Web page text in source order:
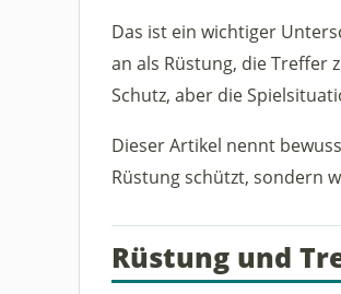
Das ist ein wichtiger
an als Rüstung, die Treffer
Schutz, aber die
Dieser Artikel nennt
Rüstung schützt, sondern
Rüstung und